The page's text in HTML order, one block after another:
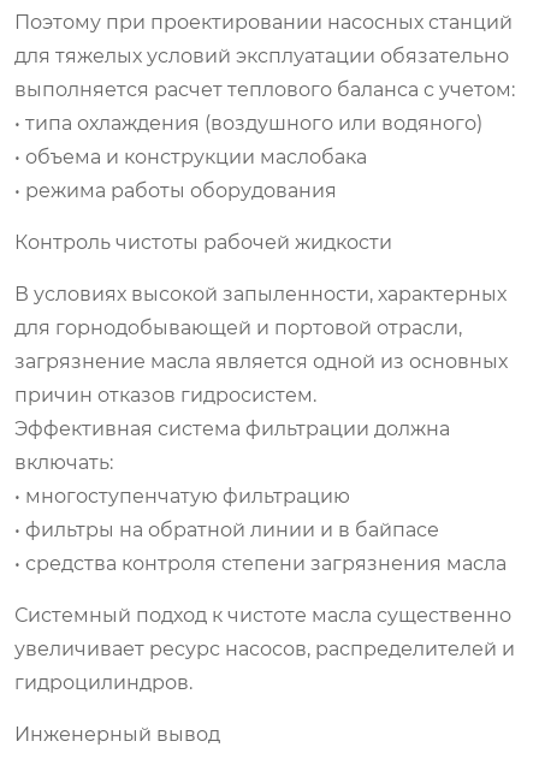
Поэтому при проектировании насосных станций
для тяжелых условий эксплуатации обязательно
выполняется расчет теплового баланса с учетом:
• типа охлаждения (воздушного или водяного)
• объема и конструкции маслобака
• режима работы оборудования
Контроль чистоты рабочей жидкости
В условиях высокой запыленности, характерных
для горнодобывающей и портовой отрасли,
загрязнение масла является одной из основных
причин отказов гидросистем.
Эффективная система фильтрации должна
включать:
• многоступенчатую фильтрацию
• фильтры на обратной линии и в байпасе
• средства контроля степени загрязнения масла
Системный подход к чистоте масла существенно
увеличивает ресурс насосов, распределителей и
гидроцилиндров.
Инженерный вывод